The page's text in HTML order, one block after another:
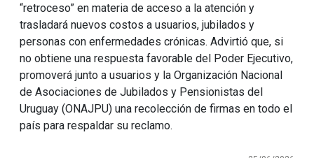
“retroceso” en materia de acceso a la atención y
trasladará nuevos costos a usuarios, jubilados y
personas con enfermedades crónicas. Advirtió que, si
no obtiene una respuesta favorable del Poder Ejecutivo,
promoverá junto a usuarios y la Organización Nacional
de Asociaciones de Jubilados y Pensionistas del
Uruguay (ONAJPU) una recolección de firmas en todo el
país para respaldar su reclamo.